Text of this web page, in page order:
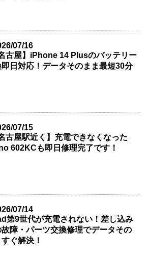
07/16
名古屋】iPhone 14 Plusのバッテリー
日対応！データそのまま最短30分
07/15
名古屋駅近く】充電できなくなった
602KCも即日修理完了です！
07/14
第9世代が充電されない！差し込み
故障・パーツ交換修理でデータその
すぐ解決！